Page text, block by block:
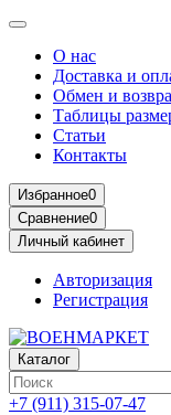
О нас
Доставка и
Обмен и
Таблицы
Статьи
Контакты
Избранное0
Сравнение0
Личный кабинет
Авторизация
Регистрация
Каталог
+7 (911) 315-07-47